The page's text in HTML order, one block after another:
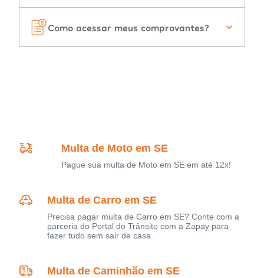
Como acessar meus comprovantes?
Multa de Moto em SE
Pague sua multa de Moto em SE em até 12x!
Multa de Carro em SE
Precisa pagar multa de Carro em SE? Conte com a
parceria do Portal do Trânsito com a Zapay para
fazer tudo sem sair de casa.
Multa de Caminhão em SE